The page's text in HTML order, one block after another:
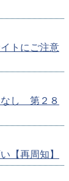
トにご注意
なし 第２８
【再周知】